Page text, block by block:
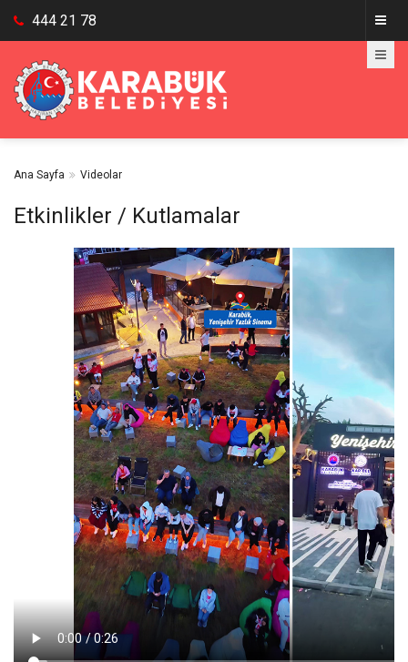
444 21 78
Ana Sayfa Videolar
Etkinlikler / Kutlamalar